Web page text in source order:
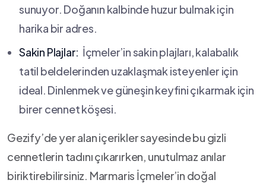
sunuyor. Doğanın kalbinde huzur bulmak için
harika bir adres.
Sakin Plajlar: ‌ İçmeler’in sakin plajları,‍ kalabalık
tatil beldelerinden ‍uzaklaşmak isteyenler için
ideal. ⁣Dinlenmek ve güneşin keyfini ⁢çıkarmak için
birer ​cennet⁢ köşesi.
Gezify’de yer‌ alan içerikler sayesinde bu gizli
cennetlerin tadını çıkarırken, unutulmaz anılar
biriktirebilirsiniz. Marmaris ⁣İçmeler’in ‌doğal